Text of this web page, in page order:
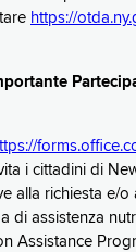
https://
i cittadini di
alla richiesta e/
di assistenza
Assistance